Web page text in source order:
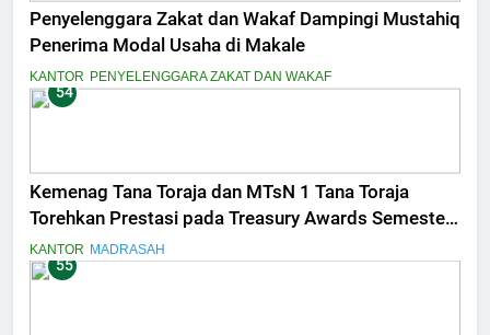
Penyelenggara Zakat dan Wakaf Dampingi Mustahiq
Penerima Modal Usaha di Makale
KANTOR PENYELENGGARA ZAKAT DAN WAKAF
54
Kemenag Tana Toraja dan MTsN 1 Tana Toraja
Torehkan Prestasi pada Treasury Awards Semester
II 2025
KANTOR MADRASAH
55